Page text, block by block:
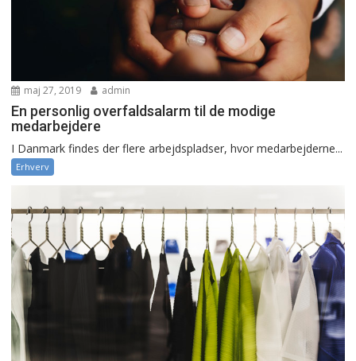
maj 27, 2019 admin
En personlig overfaldsalarm til de modige
medarbejdere
I Danmark findes der flere arbejdspladser, hvor medarbejderne...
Erhverv